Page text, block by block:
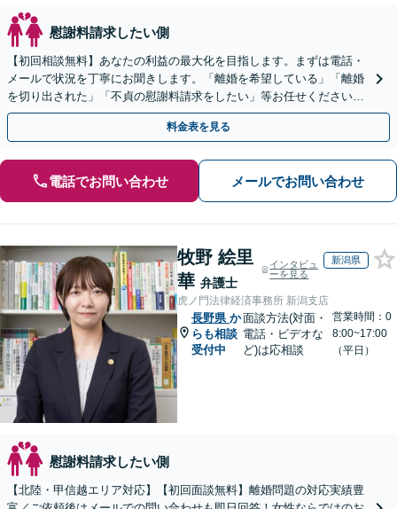
慰謝料請求したい側
【初回相談無料】あなたの利益の最大化を目指します。まずは電話・
メールで状況を丁寧にお聞きします。「離婚を希望している」「離婚
を切り出された」「不貞の慰謝料請求をしたい」等お任せください。
【リーズナブルな料金設定】
料金表を見る
電話でお問い合わせ メールでお問い合わせ
牧野 絵里
華 弁護士
インタビュ
ーを見る
新潟県
虎ノ門法律経済事務所 新潟支店
長野県 か
らも相談
受付中
面談方法(対面・
電話・ビデオな
ど)は応相談
営業時間：0
8:00~17:00
（平日）
慰謝料請求したい側
【北陸・甲信越エリア対応】【初回面談無料】離婚問題の対応実績豊